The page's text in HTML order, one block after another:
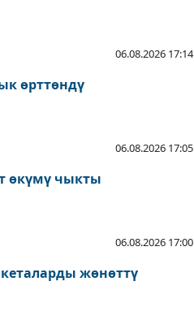
06.08.2026 17:14
өрттөндү
06.08.2026 17:05
өкүмү чыкты
06.08.2026 17:00
жөнөттү